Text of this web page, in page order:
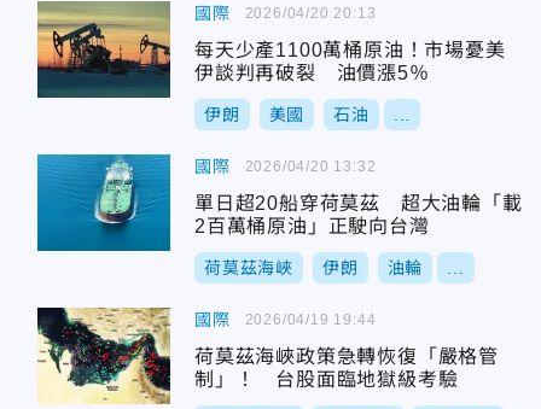
國際
每天少產1100萬桶原油！市場憂美
伊談判再破裂 油價漲5％
伊朗 美國 石油
2026/04/20 20:13
國際
單日超20船穿荷莫茲 超大油輪「載
2百萬桶原油」正駛向台灣
荷莫茲海峽 伊朗 油輪
2026/04/20 13:32
國際
荷莫茲海峽政策急轉恢復「嚴格管
制」！ 台股面臨地獄級考驗
2026/04/19 19:44